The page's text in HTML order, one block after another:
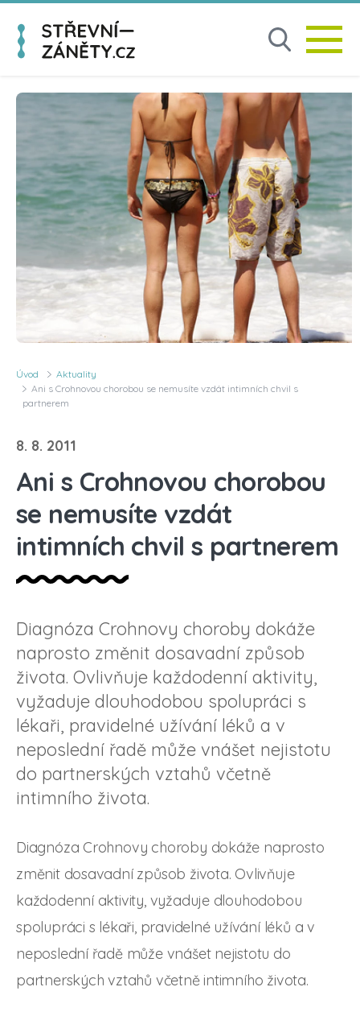
Úvod
Aktuality
Ani s Crohnovou chorobou se nemusíte vzdát intimních chvil s
partnerem
8. 8. 2011
Ani s Crohnovou chorobou
se nemusíte vzdát
intimních chvil s partnerem
Diagnóza Crohnovy choroby dokáže
naprosto změnit dosavadní způsob
života. Ovlivňuje každodenní aktivity,
vyžaduje dlouhodobou spolupráci s
lékaři, pravidelné užívání léků a v
neposlední řadě může vnášet nejistotu
do partnerských vztahů včetně
intimního života.
Diagnóza Crohnovy choroby dokáže naprosto
změnit dosavadní způsob života. Ovlivňuje
každodenní aktivity, vyžaduje dlouhodobou
spolupráci s lékaři, pravidelné užívání léků a v
neposlední řadě může vnášet nejistotu do
partnerských vztahů včetně intimního života.